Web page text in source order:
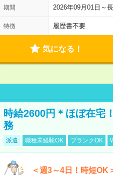
期間 2026年09月01日
特徴 履歴書不要
気になる！
時給2600円＊ほぼ在宅
務
派遣 職種未経験OK ブランクOK
＜週3～4日！時短OK